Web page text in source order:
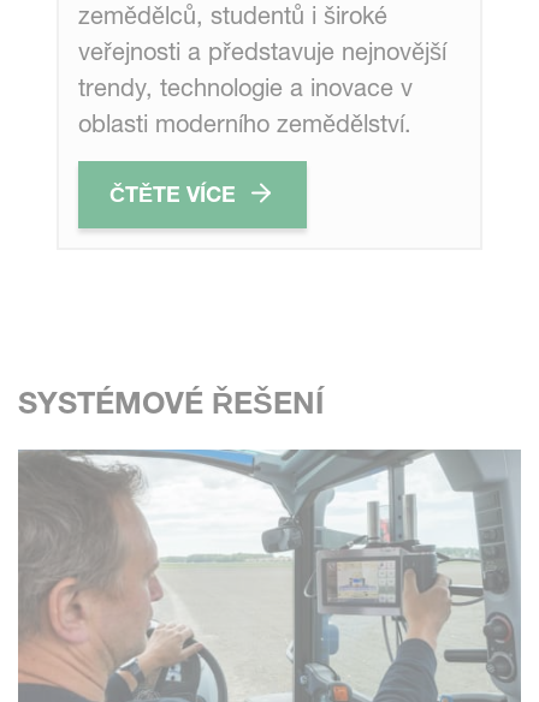
zemědělců, studentů i široké
veřejnosti a představuje nejnovější
trendy, technologie a inovace v
oblasti moderního zemědělství.
ČTĚTE VÍCE
SYSTÉMOVÉ ŘEŠENÍ